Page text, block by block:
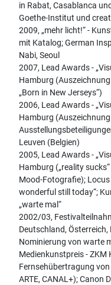
in Rabat, Casablanca
Goethe-Institut und
2009, „mehr licht!“ -
mit Katalog; German
Nabi, Seoul
2007, Lead Awards -
Hamburg
„Born in New Jerseys“)
2006, Lead Awards -
Hamburg
Leuven (Belgien)
2005, Lead Awards -
Hamburg („reality
Mood-Fotografie);
wonderful still today“;
„warte mal“
2002/03,
Deutschland, Österreich,
Nominierung von warte
Medienkunstpreis - ZKM
Fernsehübertragung
ARTE, CANAL+); Canon